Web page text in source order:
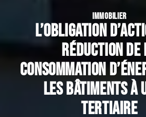
IMMOBILIER
L’obligation
réduction de
consommation
les bâtiments à
tertiaire